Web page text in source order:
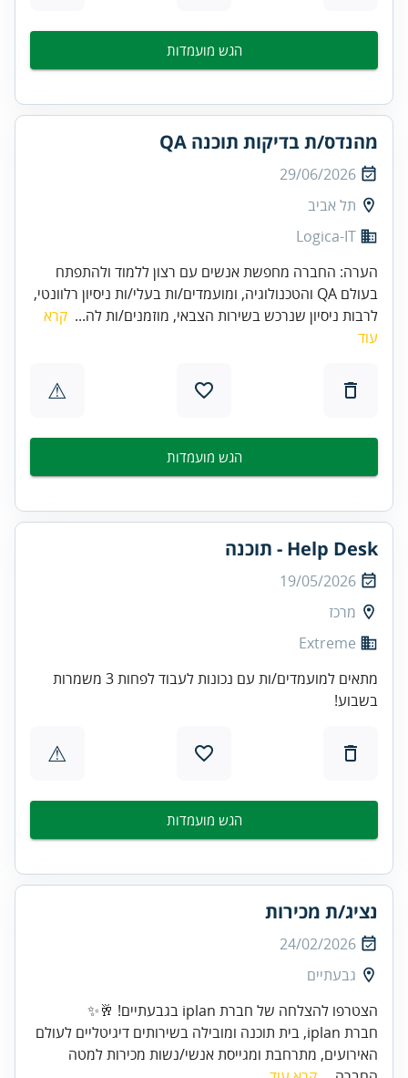
הגש מועמדות
מהנדס/ת בדיקות תוכנה QA
29/06/2026
תל אביב
Logica-IT
הערה: החברה מחפשת אנשים עם רצון ללמוד ולהתפתח
בעולם QA והטכנולוגיה, ומועמדים/ות בעלי/ות ניסיון רלוונטי,
לרבות ניסיון שנרכש בשירות הצבאי, מוזמנים/ות לה... קרא
עוד
⚠
הגש מועמדות
Help Desk - תוכנה
19/05/2026
מרכז
Extreme
מתאים למועמדים/ות עם נכונות לעבוד לפחות 3 משמרות
בשבוע!
⚠
הגש מועמדות
נציג/ת מכירות
24/02/2026
גבעתיים
הצטרפו להצלחה של חברת iplan בגבעתיים! 🥂✨
חברת iplan, בית תוכנה ומובילה בשירותים דיגיטליים לעולם
האירועים, מתרחבת ומגייסת אנשי/נשות מכירות למטה